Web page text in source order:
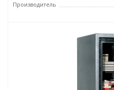
Производитель